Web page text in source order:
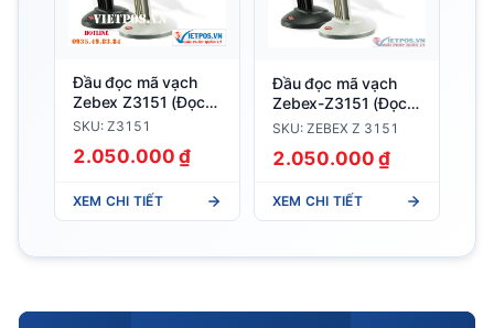
Đầu đọc mã vạch
Zebex Z3151 (Đọc
được mã 2D PDF
SKU: Z3151
2.050.000 ₫
XEM CHI TIẾT
Đầu đọc mã vạch
Zebex-Z3151 (Đọc
được mã 2D PDF
SKU: ZEBEX Z 3151
2.050.000 ₫
XEM CHI TIẾT